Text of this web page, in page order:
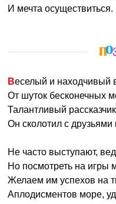
И мечта осуществиться.
Веселый и находчивый
От шуток бесконечных
Талантливый
Он сколотил с
Не часто выступают,
Но посмотреть на игры
Желаем им успехов на
Аплодисментов море,